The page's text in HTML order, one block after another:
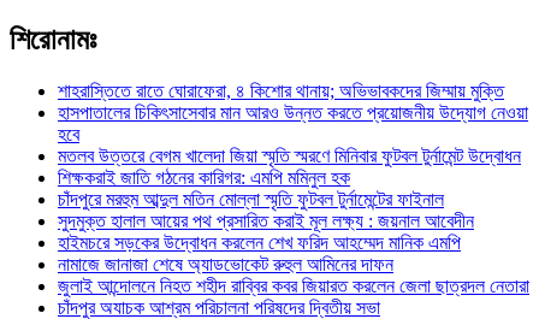
শিরোনামঃ
শাহরাস্তিতে রাতে ঘোরাফেরা, ৪ কিশোর থানায়; অভিভাবকদের জিম্মায় মুক্তি
হাসপাতালের চিকিৎসাসেবার মান আরও উন্নত করতে প্রয়োজনীয় উদ্যোগ নেওয়া
হবে
মতলব উত্তরে বেগম খালেদা জিয়া স্মৃতি স্মরণে মিনিবার ফুটবল টুর্নামেন্ট উদ্বোধন
শিক্ষকরাই জাতি গঠনের কারিগর: এমপি মমিনুল হক
চাঁদপুরে মরহুম আব্দুল মতিন মোল্লা স্মৃতি ফুটবল টুর্নামেন্টের ফাইনাল
সুদমুক্ত হালাল আয়ের পথ প্রসারিত করাই মূল লক্ষ্য : জয়নাল আবেদীন
হাইমচরে সড়কের উদ্বোধন করলেন শেখ ফরিদ আহম্মেদ মানিক এমপি
নামাজে জানাজা শেষে অ্যাডভোকেট রুহুল আমিনের দাফন
জুলাই আন্দোলনে নিহত শহীদ রাব্বির কবর জিয়ারত করলেন জেলা ছাত্রদল নেতারা
চাঁদপুর অযাচক আশ্রম পরিচালনা পরিষদের দ্বিতীয় সভা